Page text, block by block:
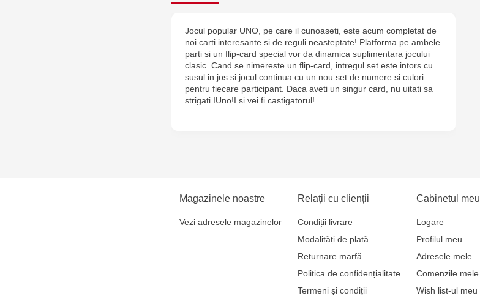
Jocul popular UNO, pe care il cunoaseti, este acum completat de
noi carti interesante si de reguli neasteptate! Platforma pe ambele
parti si un flip-card special vor da dinamica suplimentara jocului
clasic. Cand se nimereste un flip-card, intregul set este intors cu
susul in jos si jocul continua cu un nou set de numere si culori
pentru fiecare participant. Daca aveti un singur card, nu uitati sa
strigati IUno!I si vei fi castigatorul!
Magazinele noastre
Vezi adresele magazinelor
Relații cu clienții
Condiții livrare
Modalități de plată
Returnare marfă
Politica de confidențialitate
Termeni și condiții
Cabinetul meu
Logare
Profilul meu
Adresele mele
Comenzile mele
Wish list-ul meu